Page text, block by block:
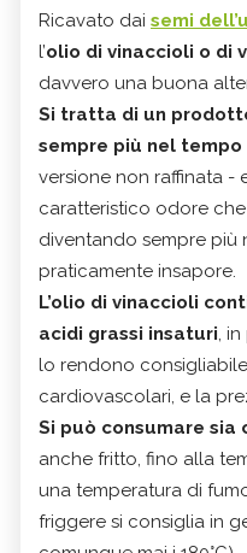
Ricavato dai semi
l’olio di vinaccioli o di
davvero una buona
Si tratta di un
sempre più nel tempo
versione non raffinata -
caratteristico odore
diventando sempre più
praticamente insapore.
L’olio di vinaccioli
acidi grassi insaturi,
lo rendono
cardiovascolari, e la
Si può consumare sia
anche fritto, fino alla
una temperatura di
friggere si consiglia in